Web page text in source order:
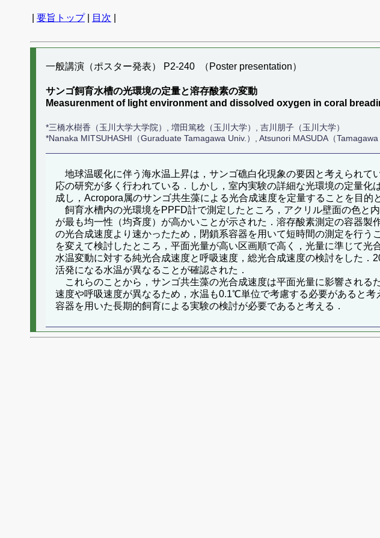
要旨トップ| 目次
一般講演（ポスター発表） P2-240 （Poster presentation）
サンゴ飼育水槽の光環境の定量と溶存酸素の変動
Measurenment of light environment and dissolved oxygen in coral
*三橋水樹香（玉川大学大学院）, 増田篤稔（玉川大学）, 吉川朋子（玉川大学）
*Nanaka MITSUHASHI（Guraduate Tamagawa Univ.）, Atsunori MASUDA（Tamagawa
地球温暖化に伴う海水温上昇は，サンゴ礁白化現象の要因と考えられて
応の研究が多く行われている．しかし，室内実験の詳細な光環境の定量
成し，Acropora属のサンゴ共生藻による光合成速度を定量することを目的
飼育水槽内の光環境をPPFD計で測定したところ，アクリル壁面の色と
が最も均一性（均斉度）が高かいことが示された．溶存酸素測定の容器
の光合成速度より速かったため，閉鎖系容器を用いて短時間の測定を行
を変えて検討したところ，平面光量が高い区画順で高く，光量に準じて
水温変動に対する純光合成速度と呼吸速度，総光合成速度の検討をした
活発になる水温が異なることが確認された．
これらのことから，サンゴ共生藻の光合成速度は平面光量に影響される
速度や呼吸速度が異なるため，水温も0.1℃単位で考慮する必要があると
容器を用いた長期的飼育による実験の検討が必要であると考える．